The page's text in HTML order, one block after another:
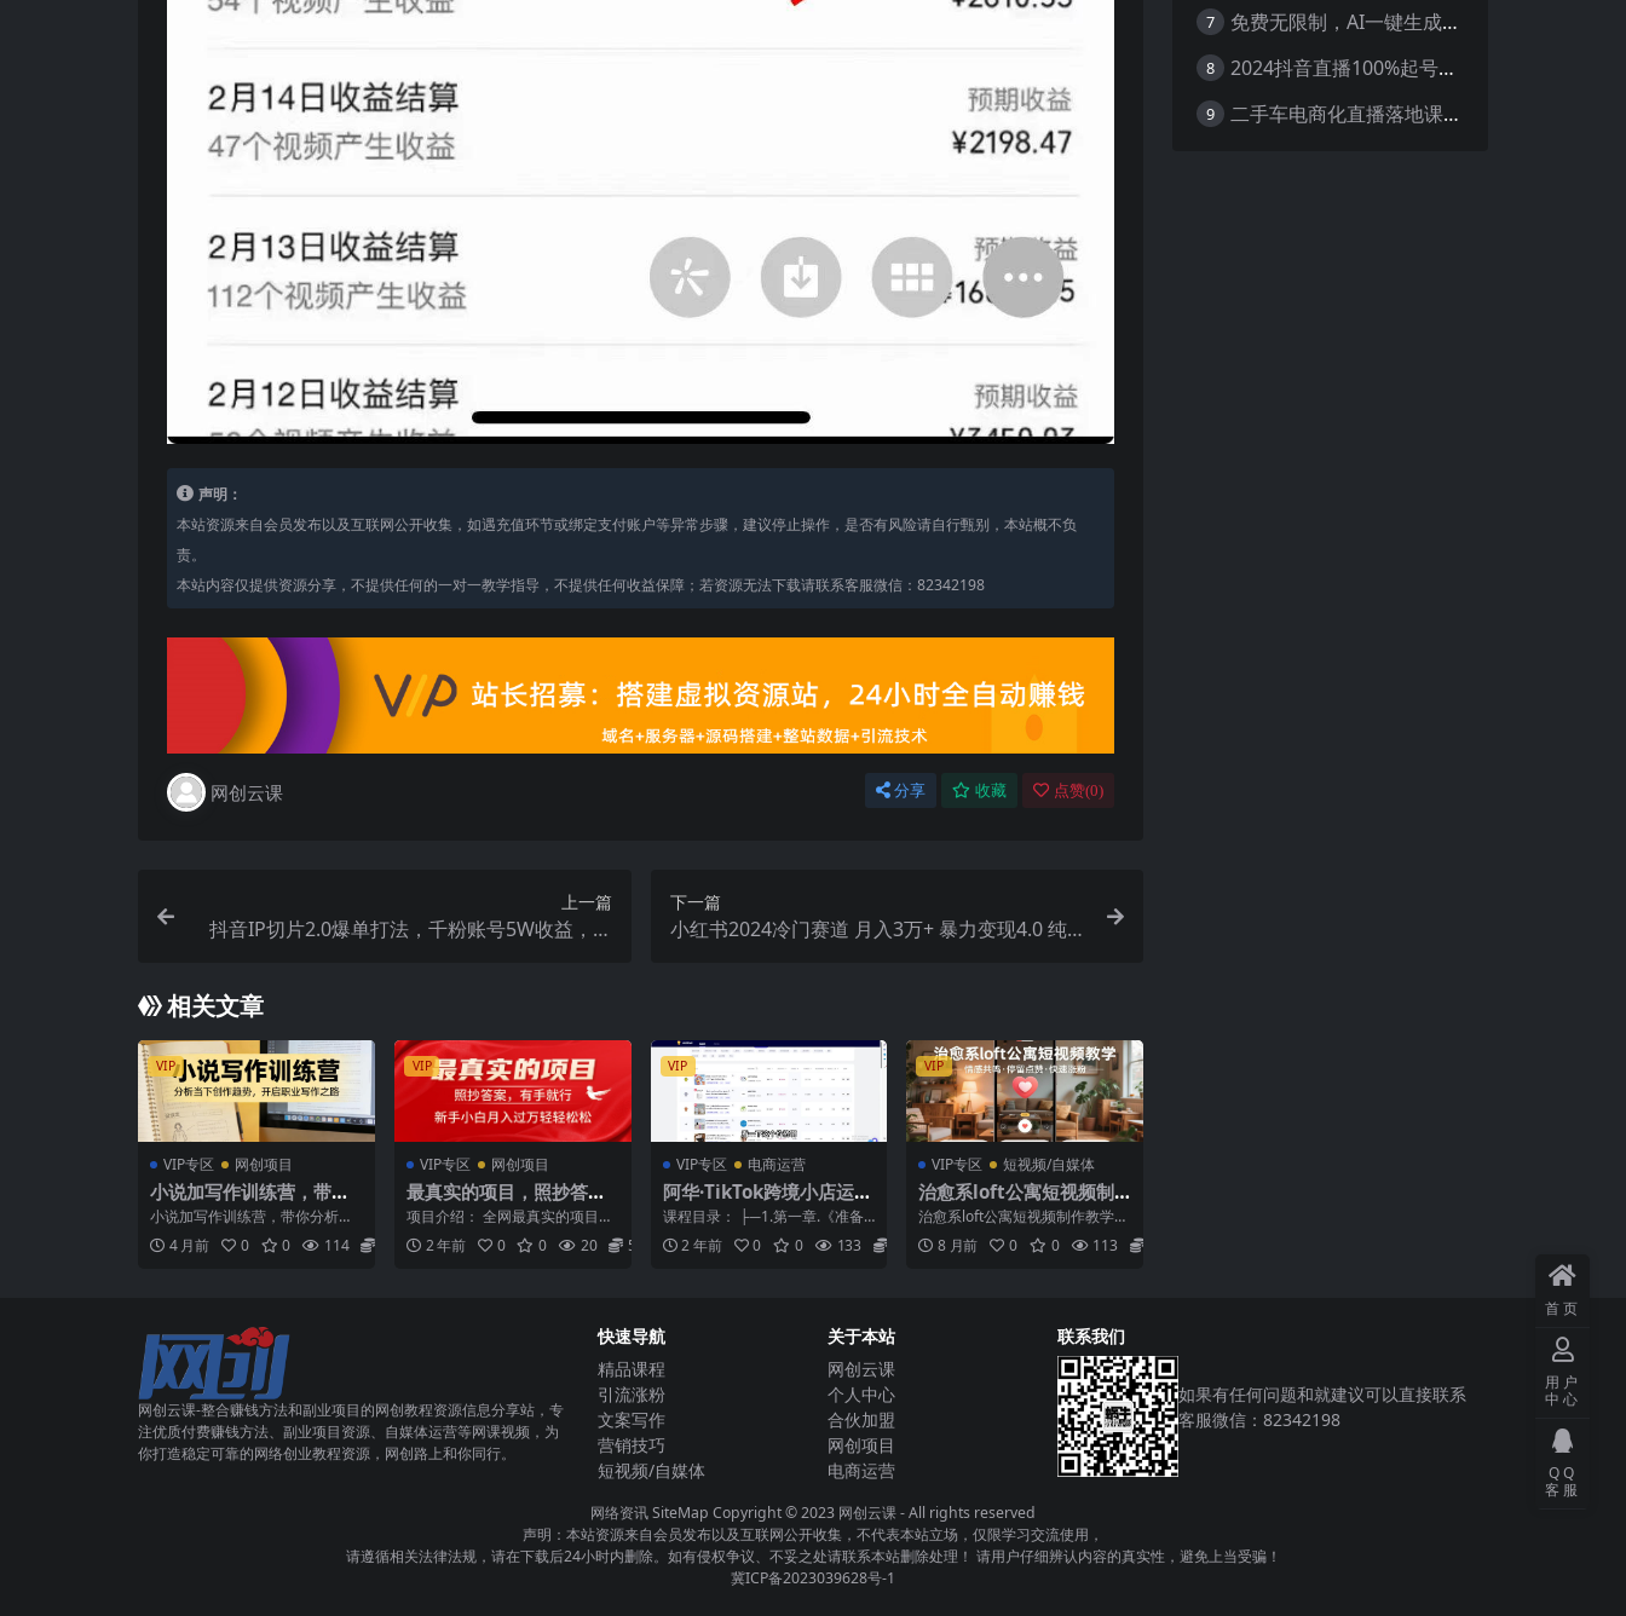
声明：
本站资源来自会员发布以及互联网公开收集，如遇充值环节或绑定支付账户等异常步骤，建议停止操作，是否有风险请自行甄别，本站概不负
责。
本站内容仅提供资源分享，不提供任何的一对一教学指导，不提供任何收益保障；若资源无法下载请联系客服微信：82342198
网创云课 分享 收藏 点赞(0)
上一篇
抖音IP切片2.0爆单打法，千粉账号5W收益，小
下一篇
小红书2024冷门赛道 月入3万+ 暴力变现4.0 纯小
相关文章
VIP
VIP专区 网创项目
小说加写作训练营，带你
分析如何在当下脱颖而
出，开启你的职业创作之
路
小说加写作训练营，带你分析如
何在当下脱颖而出，开启你的职
业创作之路 课程介绍 当...
4 月前 0 0 114
VIP
VIP专区 网创项目
最真实的项目，照抄答
案，有手就行，新手小白
月入过万轻轻松松
项目介绍： 全网最真实的项目，
照抄答案，有手就行，新手小白
月入过万轻轻松松，最新...
2 年前 0 0 20 5.8
VIP
VIP专区 电商运营
阿华·TikTok跨境小店运营
全攻略
课程目录： ├─1.第一章.《准备
入驻材料》开通TK跨境小店全流
程操作（ 1课程...
2 年前 0 0 133
VIP
VIP专区 短视频/自媒体
治愈系loft公寓短视频制
作教学，情感共鸣引停留
点赞关注，快速起号涨粉
治愈系loft公寓短视频制作教学，
情感共鸣引停留点赞关注，快速
起号涨粉 课程介绍...
8 月前 0 0 113
7 免费无限制，AI一键生成原创中视频，轻松日入2000+，超简单，可矩阵，…
8 2024抖音直播100%起号方法 0粉丝0作品当天破千人在线 多种变现方式
9 二手车电商化直播落地课，从0到1带你玩转二手车直播
网创云课-整合赚钱方法和副业项目的网创教程资源信息分享站，专
注优质付费赚钱方法、副业项目资源、自媒体运营等网课视频，为
你打造稳定可靠的网络创业教程资源，网创路上和你同行。
快速导航
精品课程
引流涨粉
文案写作
营销技巧
短视频/自媒体
关于本站
网创云课
个人中心
合伙加盟
网创项目
电商运营
联系我们
如果有任何问题和就建议可以直接联系
客服微信：82342198
网络资讯SiteMap Copyright © 2023 网创云课- All rights reserved
声明：本站资源来自会员发布以及互联网公开收集，不代表本站立场，仅限学习交流使用，
请遵循相关法律法规，请在下载后24小时内删除。如有侵权争议、不妥之处请联系本站删除处理！ 请用户仔细辨认内容的真实性，避免上当受骗！
冀ICP备2023039628号-1
首页
用户
中心
QQ
客服